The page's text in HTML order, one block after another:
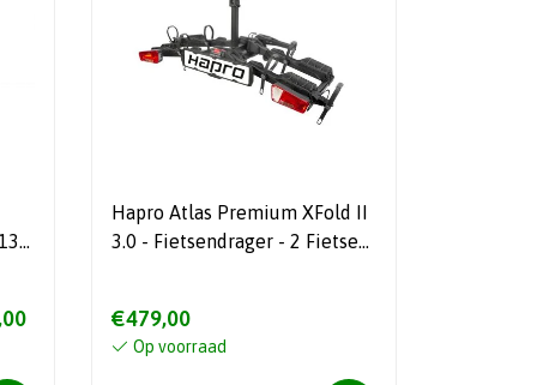
Hapro Atlas Premium XFold II
3.0 - Fietsendrager - 2 Fietsen
€479,00
Op voorraad